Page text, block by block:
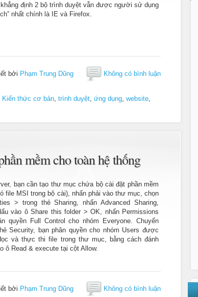
định 2 bộ trình duyệt vẫn được người sử dụng
nhất chính là IE và Firefox.
bởi Phạm Trung Dũng Không có bình luận
Kiến thức cơ bản, trình duyệt, ứng dụng, website,
mềm cho toàn hệ thống
bạn cần tạo thư mục chứa bộ cài đặt phần mềm
file MSI trong bộ cài), nhấn phải vào thư mục, chọn
> trong thẻ Sharing, nhấn Advanced Sharing,
vào ô Share this folder > OK, nhấn Permissions
quyền Full Control cho nhóm Everyone. Chuyển
Security, bạn phân quyền cho nhóm Users được
và thực thi file trong thư mục, bằng cách đánh
ô Read & execute tại cột Allow.
bởi Phạm Trung Dũng Không có bình luận